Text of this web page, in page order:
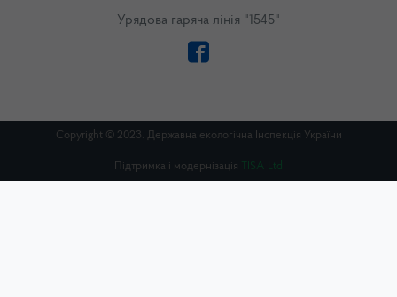
Урядова гаряча лінія "1545"
Copyright © 2023. Державна екологічна Інспекція України
Підтримка і модернізація TISA Ltd